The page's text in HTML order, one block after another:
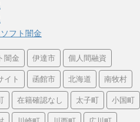
フト闇金
闇金 伊達市 個人間融資
イト 函館市 北海道 南牧村
在籍確認なし 太子町 小国町